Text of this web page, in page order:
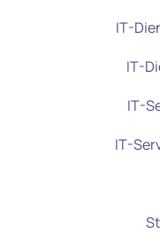
IT-
IT-
IT-
IT-